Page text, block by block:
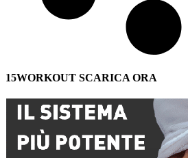
15WORKOUT SCARICA ORA